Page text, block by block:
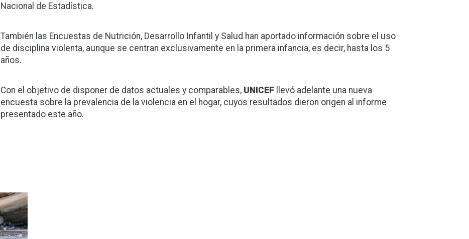
Nacional de Estadística.
También las Encuestas de Nutrición, Desarrollo Infantil y Salud han aportado información sobre el uso
de disciplina violenta, aunque se centran exclusivamente en la primera infancia, es decir, hasta los 5
años.
Con el objetivo de disponer de datos actuales y comparables, UNICEF
llevó adelante una nueva
encuesta sobre la prevalencia de la violencia en el hogar, cuyos resultados dieron origen al informe
presentado este año.